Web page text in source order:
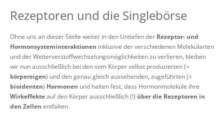
Rezeptoren und die Singlebörse
Ohne uns an dieser Stelle weiter in den Untiefen der Rezeptor- und
Hormonsysteminteraktionen inklusive der verschiedenen Molekülarten
und der Weiterverstoffwechselungsmöglichkeiten zu verlieren, bleiben
wir nun ausschließlich bei den vom Körper selbst produzierten (=
körpereigen) und den genau gleich aussehenden, zugeführten (=
bioidenten) Hormonen und halten fest, dass Hormonmoleküle ihre
Wirkeffekteauf den Körper ausschließlich (!) über die Rezeptoren in
den Zellen entfalten.